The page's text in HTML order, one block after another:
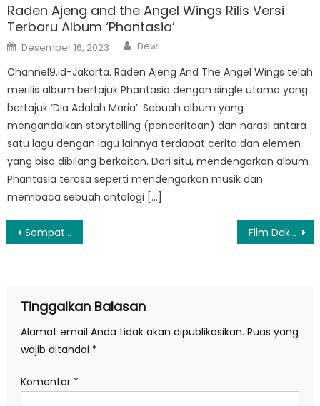
Raden Ajeng and the Angel Wings Rilis Versi
Terbaru Album ‘Phantasia’
Posted
on
Desember 16, 2023 Author
Dewi
Channel9.id-Jakarta. Raden Ajeng And The Angel Wings telah
merilis album bertajuk Phantasia dengan single utama yang
bertajuk ‘Dia Adalah Maria’. Sebuah album yang
mengandalkan storytelling (penceritaan) dan narasi antara
satu lagu dengan lagu lainnya terdapat cerita dan elemen
yang bisa dibilang berkaitan. Dari situ, mendengarkan album
Phantasia terasa seperti mendengarkan musik dan
membaca sebuah antologi […]
Navigasi
Sempat Ricuh dan Bakar Sampah, Massa Aksi Apdesi Tinggalkan Gedung DPR Film Dokumenter ‘Desa Para Pemimpi(n)’, Kisah Inspiratif Perjuangan Bangun Kemajuan Desa Tanjung Setia
Tinggalkan Balasan
Alamat email Anda tidak akan dipublikasikan. Ruas yang
wajib ditandai *
Komentar *